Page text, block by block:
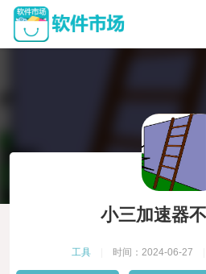
小三加速器
工具 时间：2024-06-27